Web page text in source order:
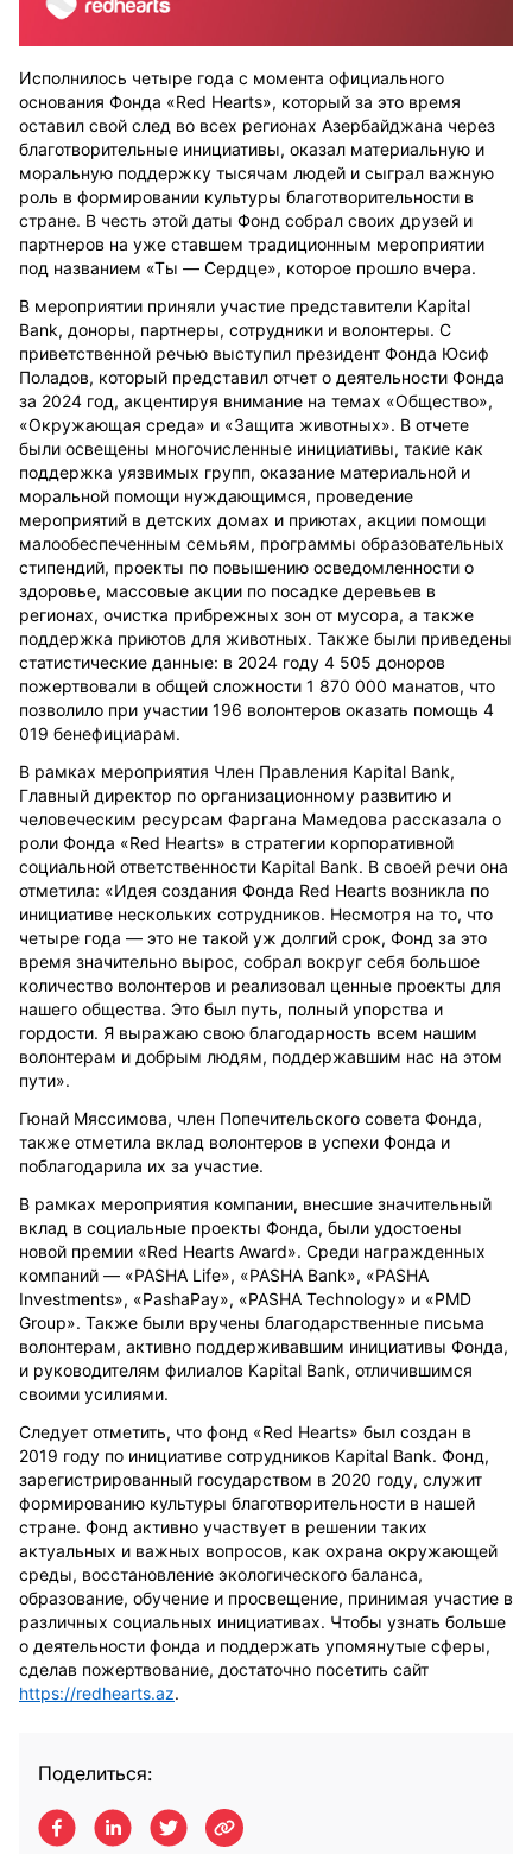
Исполнилось четыре года с момента официального
основания Фонда «Red Hearts», который за это время
оставил свой след во всех регионах Азербайджана через
благотворительные инициативы, оказал материальную и
моральную поддержку тысячам людей и сыграл важную
роль в формировании культуры благотворительности в
стране. В честь этой даты Фонд собрал своих друзей и
партнеров на уже ставшем традиционным мероприятии
под названием «Ты — Cердце», которое прошло вчера.
В мероприятии приняли участие представители Kapital
Bank, доноры, партнеры, сотрудники и волонтеры. С
приветственной речью выступил президент Фонда Юсиф
Поладов, который представил отчет о деятельности Фонда
за 2024 год, акцентируя внимание на темах «Общество»,
«Окружающая среда» и «Защита животных». В отчете
были освещены многочисленные инициативы, такие как
поддержка уязвимых групп, оказание материальной и
моральной помощи нуждающимся, проведение
мероприятий в детских домах и приютах, акции помощи
малообеспеченным семьям, программы образовательных
стипендий, проекты по повышению осведомленности о
здоровье, массовые акции по посадке деревьев в
регионах, очистка прибрежных зон от мусора, а также
поддержка приютов для животных. Также были приведены
статистические данные: в 2024 году 4 505 доноров
пожертвовали в общей сложности 1 870 000 манатов, что
позволило при участии 196 волонтеров оказать помощь 4
019 бенефициарам.
В рамках мероприятия Член Правления Kapital Bank,
Главный директор по организационному развитию и
человеческим ресурсам Фаргана Мамедова рассказала о
роли Фонда «Red Hearts» в стратегии корпоративной
социальной ответственности Kapital Bank. В своей речи она
отметила: «Идея создания Фонда Red Hearts возникла по
инициативе нескольких сотрудников. Несмотря на то, что
четыре года — это не такой уж долгий срок, Фонд за это
время значительно вырос, собрал вокруг себя большое
количество волонтеров и реализовал ценные проекты для
нашего общества. Это был путь, полный упорства и
гордости. Я выражаю свою благодарность всем нашим
волонтерам и добрым людям, поддержавшим нас на этом
пути».
Гюнай Мяссимова, член Попечительского совета Фонда,
также отметила вклад волонтеров в успехи Фонда и
поблагодарила их за участие.
В рамках мероприятия компании, внесшие значительный
вклад в социальные проекты Фонда, были удостоены
новой премии «Red Hearts Award». Среди награжденных
компаний — «PASHA Life», «PASHA Bank», «PASHA
Investments», «PashaPay», «PASHA Technology» и «PMD
Group». Также были вручены благодарственные письма
волонтерам, активно поддерживавшим инициативы Фонда,
и руководителям филиалов Kapital Bank, отличившимся
своими усилиями.
Следует отметить, что фонд «Red Hearts» был создан в
2019 году по инициативе сотрудников Kapital Bank. Фонд,
зарегистрированный государством в 2020 году, служит
формированию культуры благотворительности в нашей
стране. Фонд активно участвует в решении таких
актуальных и важных вопросов, как охрана окружающей
среды, восстановление экологического баланса,
образование, обучение и просвещение, принимая участие в
различных социальных инициативах. Чтобы узнать больше
о деятельности фонда и поддержать упомянутые сферы,
сделав пожертвование, достаточно посетить сайт
https://redhearts.az.
Поделиться: